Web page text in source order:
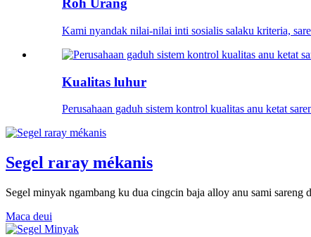
Roh Urang
Kami nyandak nilai-nilai inti sosialis salaku kriteria,
Kualitas luhur
Perusahaan gaduh sistem kontrol kualitas anu ketat
Segel raray mékanis
Segel minyak ngambang ku dua cingcin baja alloy anu sami
Maca deui